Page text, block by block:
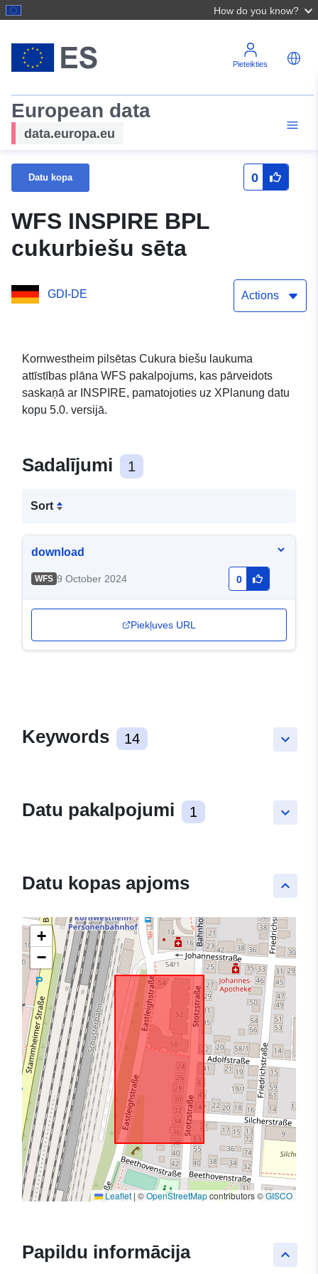
How do you know?
Pieteikties
European data
data.europa.eu
Datu kopa 0
WFS INSPIRE BPL
cukurbiešu sēta
GDI-DE Actions
Kornwestheim pilsētas Cukura biešu laukuma
attīstības plāna WFS pakalpojums, kas pārveidots
saskaņā ar INSPIRE, pamatojoties uz XPlanung datu
kopu 5.0. versijā.
Sadalījumi 1
Sort
download
WFS 9 October 2024 0
Piekļuves URL
keyboard_arrow_down
Keywords 14
keyboard_arrow_down
Datu pakalpojumi 1
keyboard_arrow_up
Datu kopas apjoms
+
−
Leaflet | ©OpenStreetMapcontributors ©GISCO
keyboard_arrow_up
Papildu informācija